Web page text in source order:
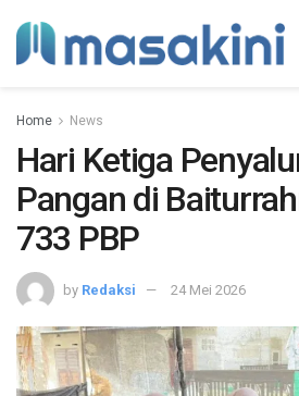
Home News
Hari Ketiga
Pangan di
733 PBP
by Redaksi 24 Mei 2026